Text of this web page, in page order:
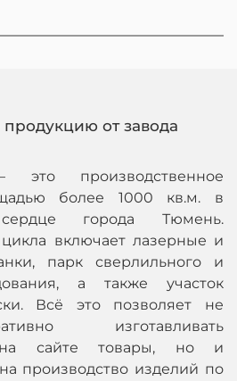
продукцию от завода
это производственное
более 1000 кв.м. в
города Тюмень.
включает лазерные и
парк сверлильного и
а также участок
Всё это позволяет не
изготавливать
на сайте товары, но и
производство изделий по